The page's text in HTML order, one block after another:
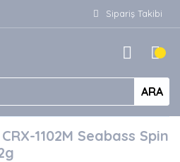
Sipariş Takibi
ARA
1102M Seabass Spin